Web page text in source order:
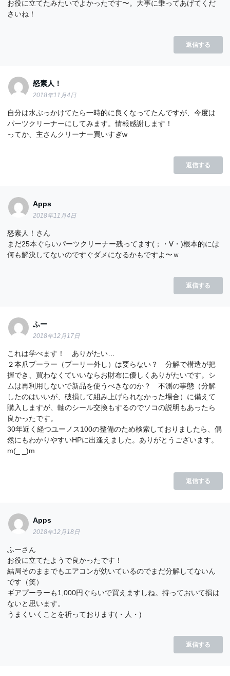
お役に立てたみたいでよかったです〜。大事に乗ってあげてくだ
さいね！
返信する
怒素人！
2018年11月4日
自分は水ぶっかけてたら一時的に良くなってたんですが、今度は
パーツクリーナーにしてみます。情報感謝します！
ってか、主さんクリーナー買いすぎw
返信する
Apps
2018年11月4日
怒素人！さん
まだ25本ぐらいパーツクリーナー残ってます(；・∀・)根本的には
何も解決してないのですぐダメになるかもですよ〜ｗ
返信する
ふー
2018年12月17日
これは学べます！ ありがたい…
２本爪プーラー（プーリー外し）は要らない？ 分解で構造が把
握でき、買わなくていいならお財布に優しくありがたいです。シ
ムは再利用しないで新品を使うべきなのか？ 不測の事態（分解
したのはいいが、破損して組み上げられなかった場合）に備えて
購入しますが、軸のシール交換もするのでソコの説明もあったら
良かったです。
30年近く経つユーノス100の整備のため検索しておりましたら、偶
然にもわかりやすいHPに出逢えました。ありがとうございます。
m(_ _)m
返信する
Apps
2018年12月18日
ふーさん
お役に立てたようで良かったです！
結局そのままでもエアコンが効いているのでまだ分解してないん
です（笑）
ギアプーラーも1,000円ぐらいで買えますしね。持っておいて損は
ないと思います。
うまくいくことを祈っております(・人・)
返信する